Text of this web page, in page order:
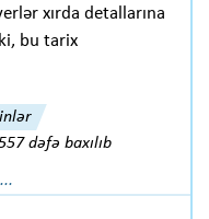
xırda detallarına
bu tarix
dəfə baxılıb